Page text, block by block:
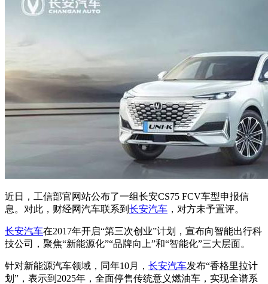
近日，工信部官网站公布了一组长安CS75 FCV车型申报信
息。对此，财经网汽车联系到 长安汽车 ，对方未予置评。
长安汽车在2017年开启“第三次创业”计划，宣布向智能出行科
技公司，聚焦“新能源化”“品牌向上”和“智能化”三大层面。
针对新能源汽车领域，同年10月， 长安汽车发布“香格里拉计
划”，表示到2025年，全面停售传统意义燃油车，实现全谱系